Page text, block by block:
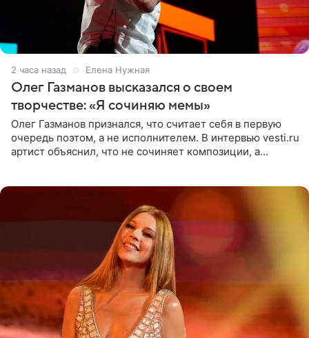
2 часа назад Елена Нужная
Олег Газманов высказался о своем
творчестве: «Я сочиняю мемы»
Олег Газманов признался, что считает себя в первую
очередь поэтом, а не исполнителем. В интервью vesti.ru
артист объяснил, что не сочиняет композиции, а